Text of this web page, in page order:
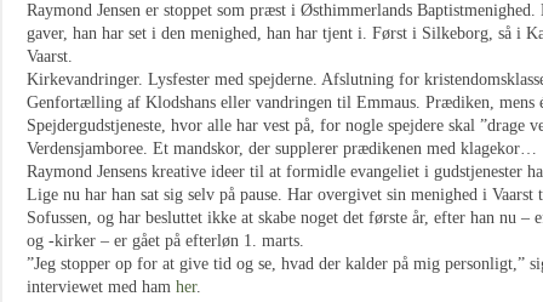
Raymond Jensen er stoppet som præst i Østhimmerlands
gaver, han har set i den menighed, han har tjent i. Først i Silkeborg, så i
Vaarst.
Kirkevandringer. Lysfester med spejderne. Afslutning for
Genfortælling af Klodshans eller vandringen til Emmaus. Prædiken, mens
Spejdergudstjeneste, hvor alle har vest på, for nogle spejdere skal ”drage
Verdensjamboree. Et mandskor, der supplerer prædikenen med klagekor…
Raymond Jensens kreative ideer til at formidle evangeliet i gudstjenester
Lige nu har han sat sig selv på pause. Har overgivet sin menighed i
Sofussen, og har besluttet ikke at skabe noget det første år, efter han nu –
og -kirker – er gået på efterløn 1. marts.
”Jeg stopper op for at give tid og se, hvad der kalder på mig personligt,”
interviewet med ham her.